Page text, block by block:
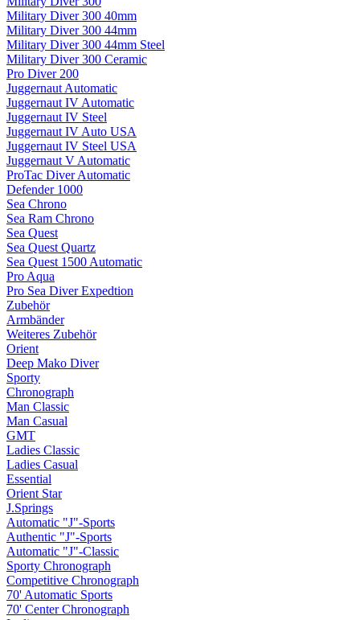
Military Diver 300 40mm
Military Diver 300 44mm
Military Diver 300 44mm Steel
Military Diver 300 Ceramic
Pro Diver 200
Juggernaut Automatic
Juggernaut IV Automatic
Juggernaut IV Steel
Juggernaut IV Auto USA
Juggernaut IV Steel USA
Juggernaut V Automatic
ProTac Diver Automatic
Defender 1000
Sea Chrono
Sea Ram Chrono
Sea Quest
Sea Quest Quartz
Sea Quest 1500 Automatic
Pro Aqua
Pro Sea Diver Expedtion
Zubehör
Armbänder
Weiteres Zubehör
Orient
Deep Mako Diver
Sporty
Chronograph
Man Classic
Man Casual
GMT
Ladies Classic
Ladies Casual
Essential
Orient Star
J.Springs
Automatic "J"-Sports
Authentic "J"-Sports
Automatic "J"-Classic
Sporty Chronograph
Competitive Chronograph
70' Automatic Sports
70' Center Chronograph